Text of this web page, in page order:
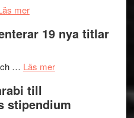
kväll
II
merom
trailern
The
Files:
I
19 nya titlar
… Läs merom
West
till
stipendium